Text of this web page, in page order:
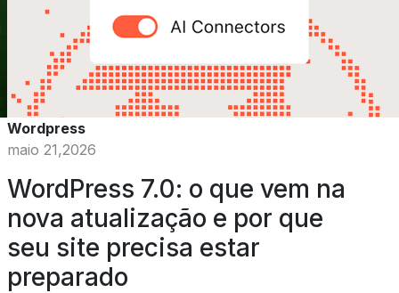
Wordpress
maio 21,2026
WordPress 7.0: o que vem na
nova atualização e por que
seu site precisa estar
preparado